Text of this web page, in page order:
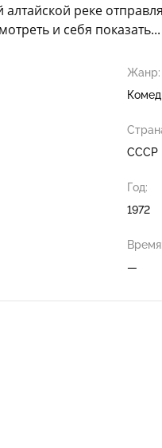
алтайской реке
и себя показать...
Жанр:
СССР
Год:
1972
Время:
—